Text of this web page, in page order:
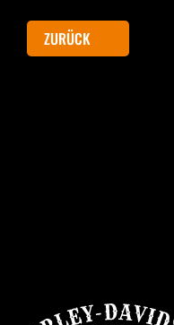
ZURÜCK